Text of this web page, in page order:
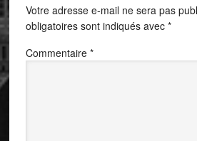
Votre adresse e-mail ne sera pas
obligatoires sont indiqués avec *
Commentaire *